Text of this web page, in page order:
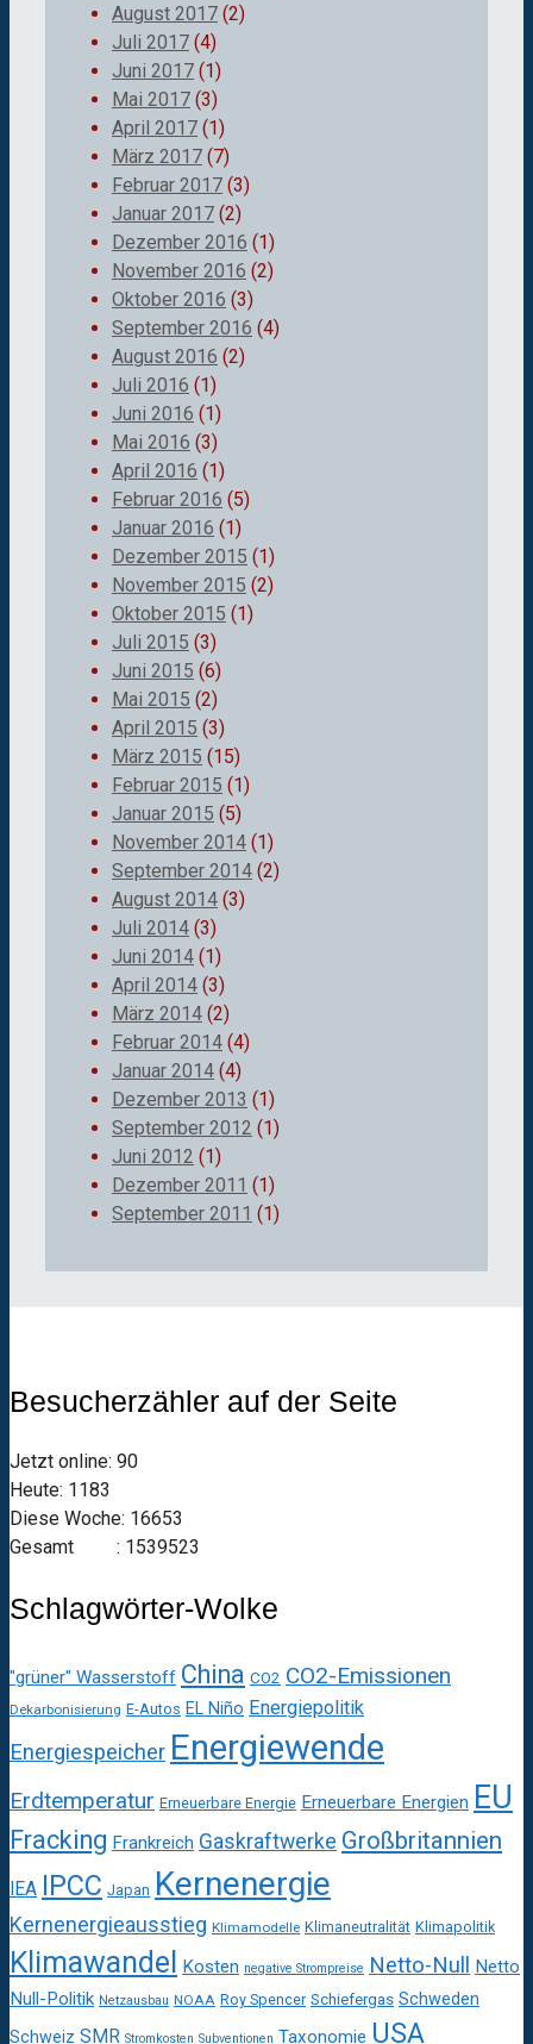
August 2017 (2)
Juli 2017 (4)
Juni 2017 (1)
Mai 2017 (3)
April 2017 (1)
März 2017 (7)
Februar 2017 (3)
Januar 2017 (2)
Dezember 2016 (1)
November 2016 (2)
Oktober 2016 (3)
September 2016 (4)
August 2016 (2)
Juli 2016 (1)
Juni 2016 (1)
Mai 2016 (3)
April 2016 (1)
Februar 2016 (5)
Januar 2016 (1)
Dezember 2015 (1)
November 2015 (2)
Oktober 2015 (1)
Juli 2015 (3)
Juni 2015 (6)
Mai 2015 (2)
April 2015 (3)
März 2015 (15)
Februar 2015 (1)
Januar 2015 (5)
November 2014 (1)
September 2014 (2)
August 2014 (3)
Juli 2014 (3)
Juni 2014 (1)
April 2014 (3)
März 2014 (2)
Februar 2014 (4)
Januar 2014 (4)
Dezember 2013 (1)
September 2012 (1)
Juni 2012 (1)
Dezember 2011 (1)
September 2011 (1)
Besucherzähler auf der Seite
Jetzt online: 90
Heute: 1183
Diese Woche: 16653
Gesamt : 1539523
Schlagwörter-Wolke
"grüner" Wasserstoff China CO2 CO2-Emissionen
Dekarbonisierung E-Autos EL Niño Energiepolitik
Energiespeicher Energiewende
Erdtemperatur Erneuerbare Energie Erneuerbare Energien EU
Fracking Frankreich Gaskraftwerke Großbritannien
IEA IPCC Japan Kernenergie
Kernenergieausstieg Klimamodelle Klimaneutralität Klimapolitik
Klimawandel Kosten negative Strompreise Netto-Null
Netto
Null-Politik Netzausbau NOAA Roy Spencer Schiefergas Schweden
Schweiz SMR Stromkosten Subventionen Taxonomie USA